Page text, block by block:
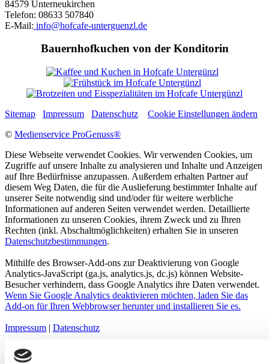
84579 Unterneukirchen
Telefon: 08633 507840
E-Mail: info@hofcafe-unterguenzl.de
Bauernhofkuchen von der Konditorin
Sitemap Impressum Datenschutz
Cookie Einstellungen ändern
© Medienservice ProGenuss®
Diese Webseite verwendet Cookies. Wir verwenden Cookies, um
Zugriffe auf unsere Inhalte zu analysieren und Inhalte und Anzeigen
auf Ihre Bedürfnisse anzupassen. Außerdem erhalten Partner auf
diesem Weg Daten, die für die Auslieferung bestimmter Inhalte auf
unserer Seite notwendig sind und/oder für weitere werbliche
Informationen auf anderen Seiten verwendet werden. Detaillierte
Informationen zu unseren Cookies, ihrem Zweck und zu Ihren
Rechten (inkl. Abschaltmöglichkeiten) erhalten Sie in unseren
Datenschutzbestimmungen.
Mithilfe des Browser-Add-ons zur Deaktivierung von Google
Analytics-JavaScript (ga.js, analytics.js, dc.js) können Website-
Besucher verhindern, dass Google Analytics ihre Daten verwendet.
Wenn Sie Google Analytics deaktivieren möchten, laden Sie das
Add-on für Ihren Webbrowser herunter und installieren Sie es.
Impressum | Datenschutz
Cookies sind kleine Textdateien, die von Webseiten verwendet
werden, um die Benutzererfahrung effizienter zu gestalten.